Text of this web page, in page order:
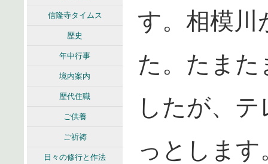
信隆寺タイムス
歴史
年中行事
境内案内
歴代住職
ご供養
ご祈祷
日々の修行と作法
す。相模川
た。たま
したが、
っとしま